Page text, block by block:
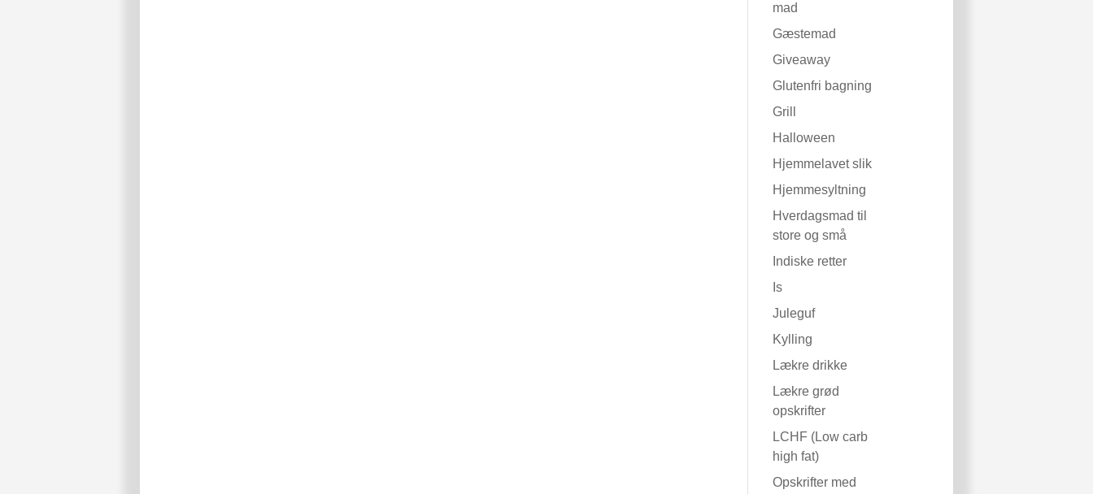
mad
Gæstemad
Giveaway
Glutenfri bagning
Grill
Halloween
Hjemmelavet slik
Hjemmesyltning
Hverdagsmad til
store og små
Indiske retter
Is
Juleguf
Kylling
Lækre drikke
Lækre grød
opskrifter
LCHF (Low carb
high fat)
Opskrifter med